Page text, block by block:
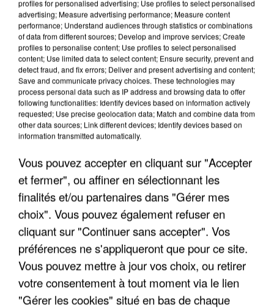
APRÈS TOUTES CES CANICULES, LES REFUGES
DE FAUNE SAUVAGE SONT...
profiles for personalised advertising; Use profiles to select personalised
advertising; Measure advertising performance; Measure content
performance; Understand audiences through statistics or combinations
of data from different sources; Develop and improve services; Create
profiles to personalise content; Use profiles to select personalised
content; Use limited data to select content; Ensure security, prevent and
detect fraud, and fix errors; Deliver and present advertising and content;
Save and communicate privacy choices. These technologies may
process personal data such as IP address and browsing data to offer
following functionalities: Identify devices based on information actively
requested; Use precise geolocation data; Match and combine data from
other data sources; Link different devices; Identify devices based on
information transmitted automatically.
Vous pouvez accepter en cliquant sur "Accepter
et fermer", ou affiner en sélectionnant les
finalités et/ou partenaires dans "Gérer mes
choix". Vous pouvez également refuser en
cliquant sur "Continuer sans accepter". Vos
préférences ne s'appliqueront que pour ce site.
Vous pouvez mettre à jour vos choix, ou retirer
votre consentement à tout moment via le lien
"Gérer les cookies" situé en bas de chaque